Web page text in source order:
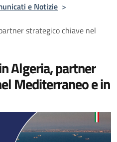
e Notizie >
strategico chiave nel
Algeria, partner
Mediterraneo e in